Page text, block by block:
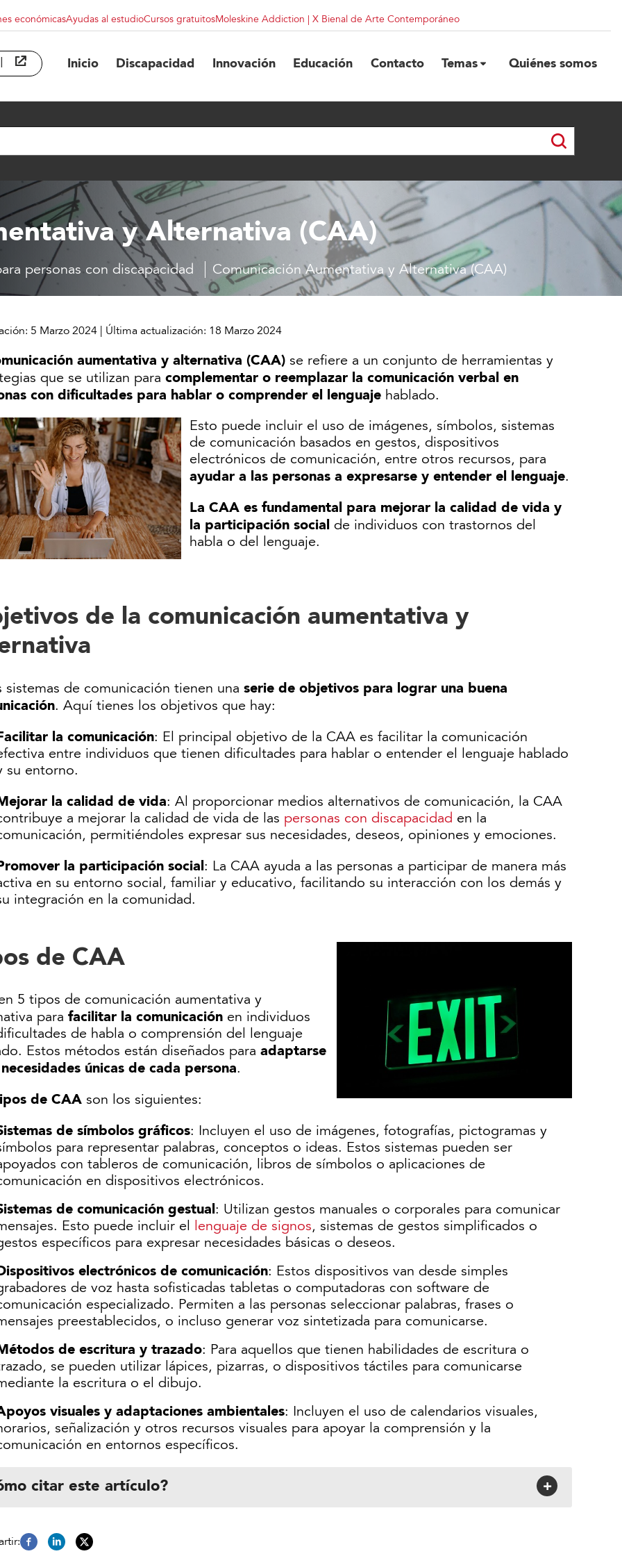
económicasAyudas al estudioCursos gratuitosMoleskine Addiction | X Bienal de Arte Contemporáneo
abre en ventana nueva
Inicio Discapacidad Innovación Educación Contacto Temas Quiénes somos
y Alternativa (CAA)
personas con discapacidad Comunicación Aumentativa y Alternativa (CAA)
5 Marzo 2024 | Última actualización: 18 Marzo 2024
aumentativa y alternativa (CAA) se refiere a un conjunto de herramientas y
que se utilizan para complementar o reemplazar la comunicación verbal en
con dificultades para hablar o comprender el lenguaje hablado.
Esto puede incluir el uso de imágenes, símbolos, sistemas
de comunicación basados en gestos, dispositivos
electrónicos de comunicación, entre otros recursos, para
ayudar a las personas a expresarse y entender el lenguaje.
La CAA es fundamental para mejorar la calidad de vida y
la participación social de individuos con trastornos del
habla o del lenguaje.
de la comunicación aumentativa y
sistemas de comunicación tienen una serie de objetivos para lograr una buena
. Aquí tienes los objetivos que hay:
la comunicación: El principal objetivo de la CAA es facilitar la comunicación
entre individuos que tienen dificultades para hablar o entender el lenguaje hablado
su entorno.
la calidad de vida: Al proporcionar medios alternativos de comunicación, la CAA
a mejorar la calidad de vida de las personas con discapacidad en la
permitiéndoles expresar sus necesidades, deseos, opiniones y emociones.
la participación social: La CAA ayuda a las personas a participar de manera más
en su entorno social, familiar y educativo, facilitando su interacción con los demás y
integración en la comunidad.
de CAA
5 tipos de comunicación aumentativa y
para facilitar la comunicación en individuos
de habla o comprensión del lenguaje
Estos métodos están diseñados para adaptarse
únicas de cada persona.
de CAA son los siguientes:
de símbolos gráficos: Incluyen el uso de imágenes, fotografías, pictogramas y
para representar palabras, conceptos o ideas. Estos sistemas pueden ser
con tableros de comunicación, libros de símbolos o aplicaciones de
en dispositivos electrónicos.
de comunicación gestual: Utilizan gestos manuales o corporales para comunicar
Esto puede incluir el lenguaje de signos, sistemas de gestos simplificados o
específicos para expresar necesidades básicas o deseos.
electrónicos de comunicación: Estos dispositivos van desde simples
de voz hasta sofisticadas tabletas o computadoras con software de
especializado. Permiten a las personas seleccionar palabras, frases o
preestablecidos, o incluso generar voz sintetizada para comunicarse.
de escritura y trazado: Para aquellos que tienen habilidades de escritura o
se pueden utilizar lápices, pizarras, o dispositivos táctiles para comunicarse
la escritura o el dibujo.
visuales y adaptaciones ambientales: Incluyen el uso de calendarios visuales,
señalización y otros recursos visuales para apoyar la comprensión y la
en entornos específicos.
citar este artículo? +